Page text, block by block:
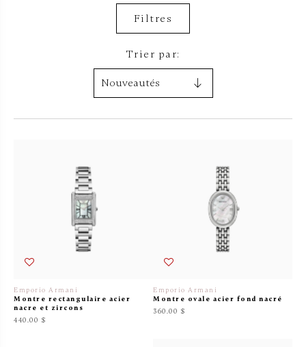
Trier par:
Filtres
Emporio Armani
Montre rectangulaire acier
nacre et zircons
440.00 $
Emporio Armani
Montre ovale acier fond nacré
360.00 $